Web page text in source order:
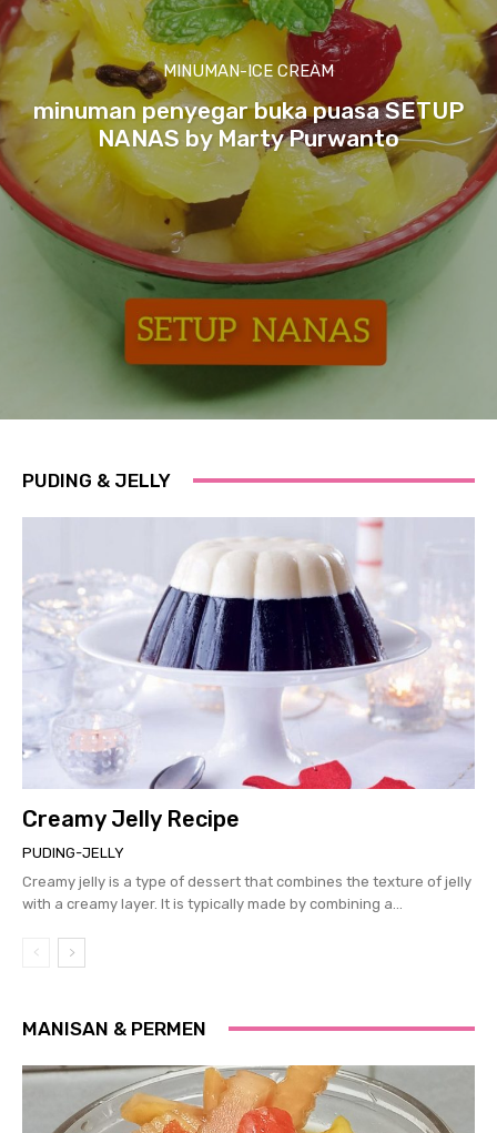
MINUMAN-ICE CREAM
minuman penyegar buka puasa SETUP
NANAS by Marty Purwanto
PUDING & JELLY
Creamy Jelly Recipe
PUDING-JELLY
Creamy jelly is a type of dessert that combines the texture of jelly
with a creamy layer. It is typically made by combining a...
MANISAN & PERMEN